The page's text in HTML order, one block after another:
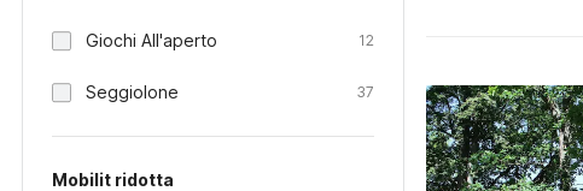
Giochi All'aperto 12
Seggiolone 37
Mobilit ridotta